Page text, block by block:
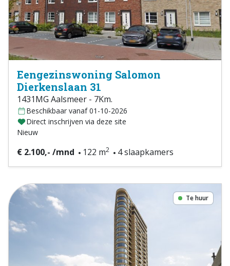
Eengezinswoning Salomon
Dierkenslaan 31
1431MG Aalsmeer - 7Km.
Beschikbaar vanaf 01-10-2026
Direct inschrijven via deze site
Nieuw
€ 2.100,- /mnd 122 m2 4 slaapkamers
Te huur